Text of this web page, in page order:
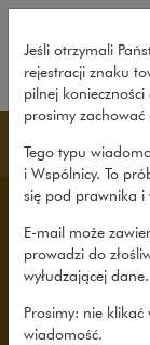
Codozasady.pl
żywego
licznych
Jeśli otrzymali
rejestracji znaku
pilnej konieczności
prosimy zachować
Tego typu
i Wspólnicy. To
się pod prawnika i
E-mail może
prowadzi do
wyłudzającej dane.
Prosimy: nie
wiadomość.